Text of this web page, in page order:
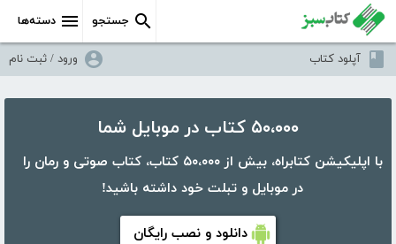
دسته‌ها جستجو
آپلود کتاب ورود / ثبت نام
۵۰،۰۰۰ کتاب در موبایل شما
با اپلیکیشن کتابراه، بیش از ۵۰،۰۰۰ کتاب، کتاب صوتی و رمان را
در موبایل و تبلت خود داشته باشید!
دانلود و نصب رایگان